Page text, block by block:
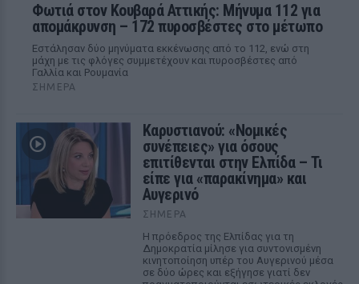
Φωτιά στον Κουβαρά Αττικής: Μήνυμα 112 για
απομάκρυνση – 172 πυροσβέστες στο μέτωπο
Εστάλησαν δύο μηνύματα εκκένωσης από το 112, ενώ στη
μάχη με τις φλόγες συμμετέχουν και πυροσβέστες από
Γαλλία και Ρουμανία
ΣΉΜΕΡΑ
Καρυστιανού: «Νομικές
συνέπειες» για όσους
επιτίθενται στην Ελπίδα – Τι
είπε για «παρακίνημα» και
Αυγερινό
ΣΉΜΕΡΑ
Η πρόεδρος της Ελπίδας για τη
Δημοκρατία μίλησε για συντονισμένη
κινητοποίηση υπέρ του Αυγερινού μέσα
σε δύο ώρες και εξήγησε γιατί δεν